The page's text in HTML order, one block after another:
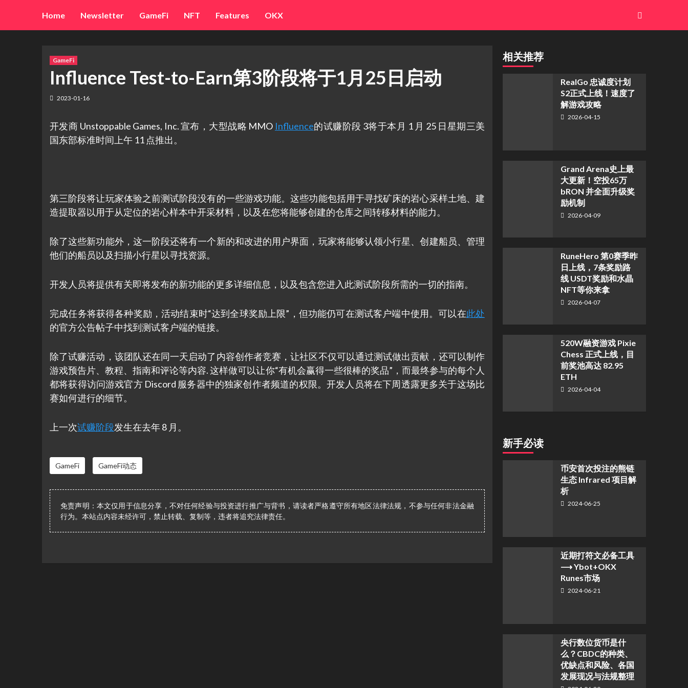
content
Home Newsletter GameFi NFT Features OKX
GameFi
Influence Test-to-Earn第3阶段将于1月25日启动
2023-01-16
开发商 Unstoppable Games, Inc. 宣布，大型战略 MMO Influence的试赚阶段 3将于本月 1 月 25 日星期三美
国东部标准时间上午 11 点推出。
第三阶段将让玩家体验之前测试阶段没有的一些游戏功能。这些功能包括用于寻找矿床的岩心采样土地、建
造提取器以用于从定位的岩心样本中开采材料，以及在您将能够创建的仓库之间转移材料的能力。
除了这些新功能外，这一阶段还将有一个新的和改进的用户界面，玩家将能够认领小行星、创建船员、管理
他们的船员以及扫描小行星以寻找资源。
开发人员将提供有关即将发布的新功能的更多详细信息，以及包含您进入此测试阶段所需的一切的指南。
完成任务将获得各种奖励，活动结束时“达到全球奖励上限”，但功能仍可在测试客户端中使用。可以在此处
的官方公告帖子中找到测试客户端的链接。
除了试赚活动，该团队还在同一天启动了内容创作者竞赛，让社区不仅可以通过测试做出贡献，还可以制作
游戏预告片、教程、指南和评论等内容. 这样做可以让你“有机会赢得一些很棒的奖品”，而最终参与的每个人
都将获得访问游戏官方 Discord 服务器中的独家创作者频道的权限。开发人员将在下周透露更多关于这场比
赛如何进行的细节。
上一次试赚阶段发生在去年 8 月。
GameFi GameFi动态
免责声明：本文仅用于信息分享，不对任何经验与投资进行推广与背书，请读者严格遵守所有地区法律法规，不参与任何非法金融
行为。本站点内容未经许可，禁止转载、复制等，违者将追究法律责任。
相关推荐
​RealGo 忠诚度计划
S2正式上线！速度了
解游戏攻略
2026-04-15
Grand Arena史上最
大更新！空投65万
bRON 并全面升级奖
励机制
2026-04-09
RuneHero 第0赛季昨
日上线，7条奖励路
线 USDT奖励和水晶
NFT等你来拿
2026-04-07
520W融资游戏 Pixie
Chess 正式上线，目
前奖池高达 82.95
ETH
2026-04-04
新手必读
币安首次投注的熊链
生态 Infrared 项目解
析
2024-06-25
近期打符文必备工具
⟶ Ybot+OKX
Runes市场
2024-06-21
央行数位货币是什
么？CBDC的种类、
优缺点和风险、各国
发展现况与法规整理